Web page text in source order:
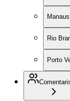
Rio
Porto